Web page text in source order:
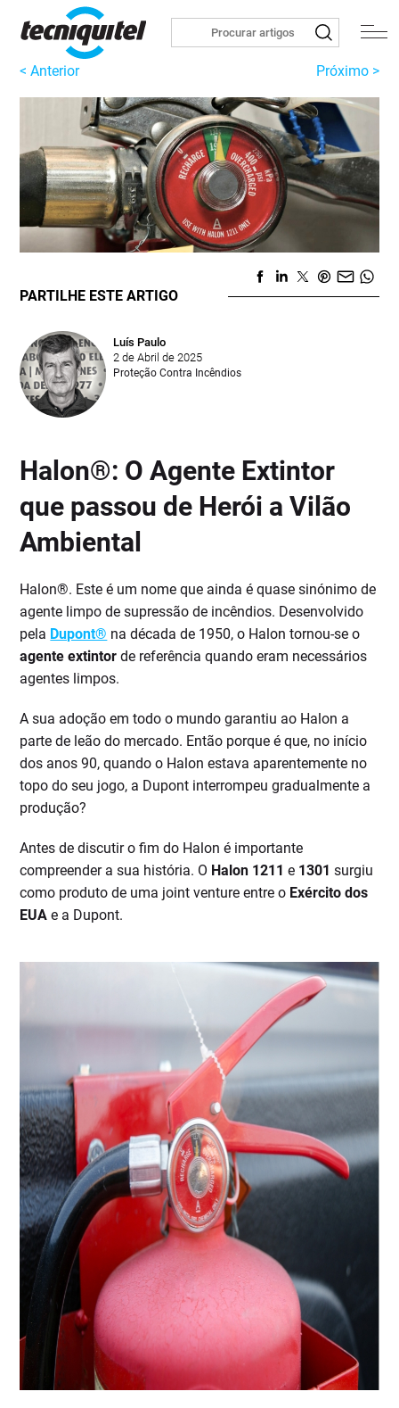
< Anterior Próximo >
PARTILHE ESTE ARTIGO
Luís Paulo
2 de Abril de 2025
Proteção Contra Incêndios
Halon®: O Agente Extintor
que passou de Herói a Vilão
Ambiental
Halon®. Este é um nome que ainda é quase sinónimo de
agente limpo de supressão de incêndios. Desenvolvido
pela Dupont® na década de 1950, o Halon tornou-se o
agente extintor de referência quando eram necessários
agentes limpos.
A sua adoção em todo o mundo garantiu ao Halon a
parte de leão do mercado. Então porque é que, no início
dos anos 90, quando o Halon estava aparentemente no
topo do seu jogo, a Dupont interrompeu gradualmente a
produção?
Antes de discutir o fim do Halon é importante
compreender a sua história. O Halon 1211 e 1301surgiu
como produto de uma joint venture entre o Exército dos
EUA e a Dupont.